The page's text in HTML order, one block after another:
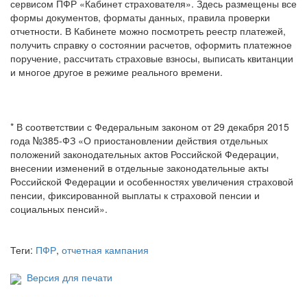
сервисом ПФР «Кабинет страхователя». Здесь размещены все
формы документов, форматы данных, правила проверки
отчетности. В Кабинете можно посмотреть реестр платежей,
получить справку о состоянии расчетов, оформить платежное
поручение, рассчитать страховые взносы, выписать квитанции
и многое другое в режиме реального времени.
* В соответствии с Федеральным законом от 29 декабря 2015
года №385-ФЗ «О приостановлении действия отдельных
положений законодательных актов Российской Федерации,
внесении изменений в отдельные законодательные акты
Российской Федерации и особенностях увеличения страховой
пенсии, фиксированной выплаты к страховой пенсии и
социальных пенсий».
Теги: ПФР, отчетная кампания
Версия для печати